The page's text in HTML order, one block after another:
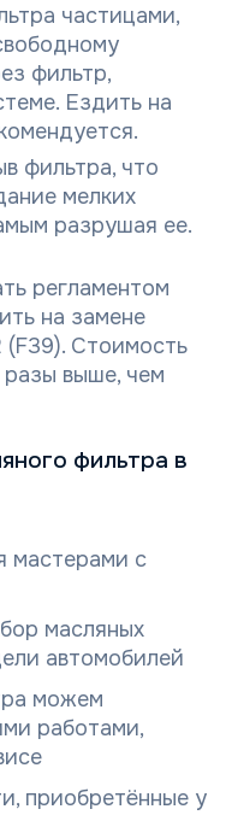
частицами,
фильтр,
Ездить на
фильтра, что
мелких
разрушая ее.
регламентом
на замене
(F39). Стоимость
выше, чем
фильтра в
мастерами с
масляных
автомобилей
можем
работами,
приобретённые у